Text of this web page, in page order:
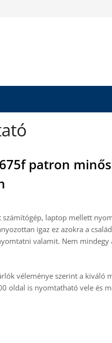
patron
laptop mellett
igaz ez azokra a
valamit. Nem mindegy
véleménye szerint a kiváló
oldal is nyomtatható vele és